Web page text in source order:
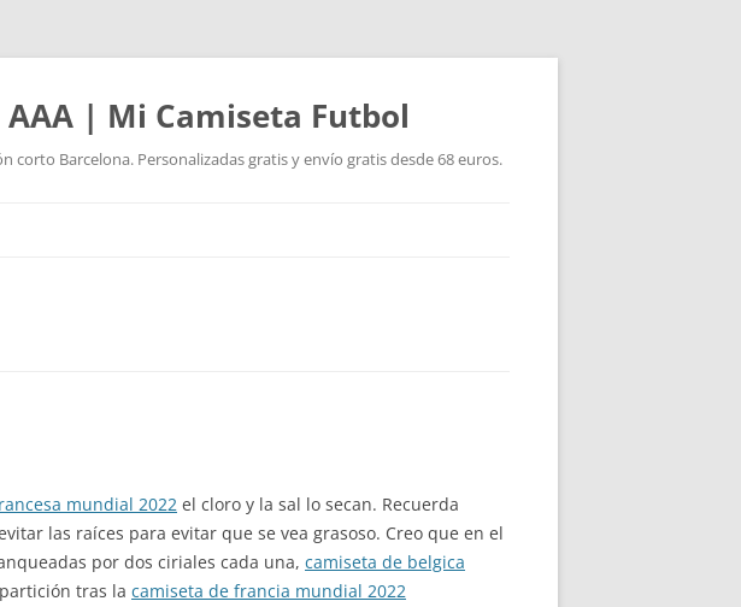
| Mi Camiseta Futbol
corto Barcelona. Personalizadas gratis y envío gratis desde 68 euros.
mundial 2022 el cloro y la sal lo secan. Recuerda
las raíces para evitar que se vea grasoso. Creo que en el
por dos ciriales cada una, camiseta de belgica
tras la camiseta de francia mundial 2022